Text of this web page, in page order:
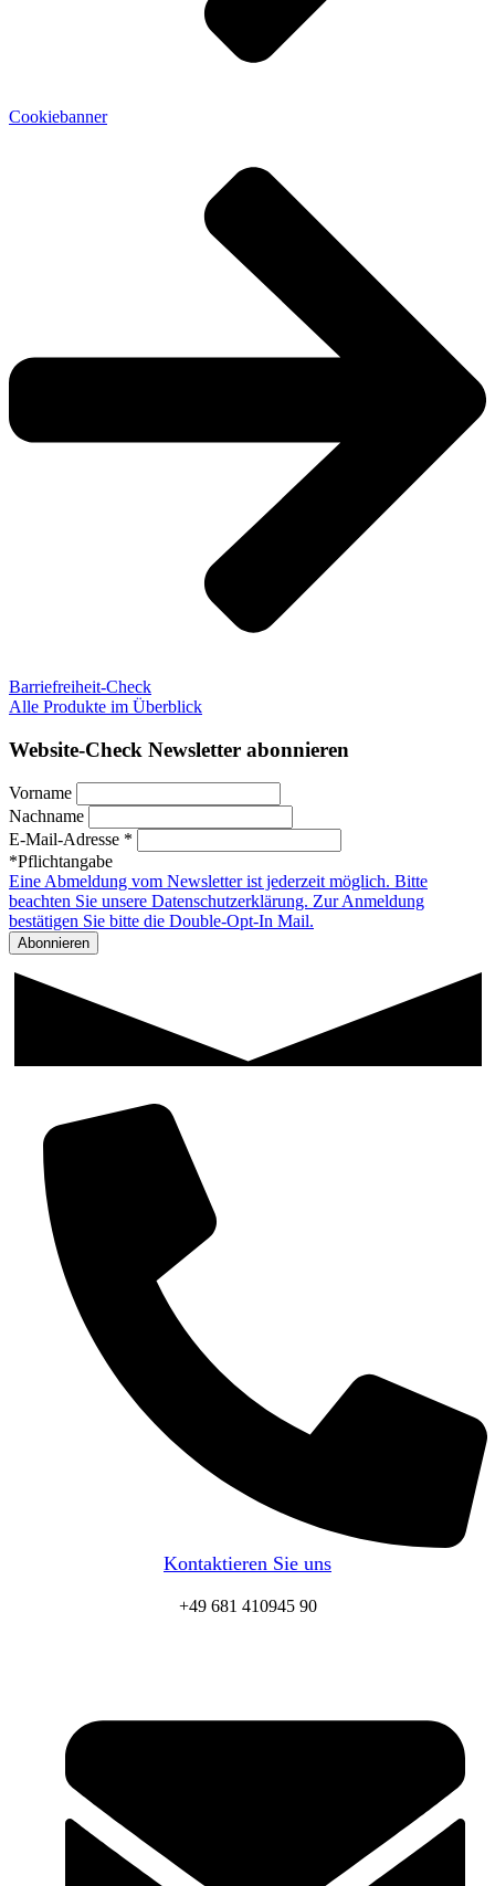
Cookiebanner
Barriefreiheit-Check
Alle Produkte im Überblick
Website-Check Newsletter abonnieren
Vorname
Nachname
E-Mail-Adresse *
*Pflichtangabe
Eine Abmeldung vom Newsletter ist jederzeit möglich. Bitte
beachten Sie unsere Datenschutzerklärung. Zur Anmeldung
bestätigen Sie bitte die Double-Opt-In Mail.
Kontaktieren Sie uns
+49 681 410945 90